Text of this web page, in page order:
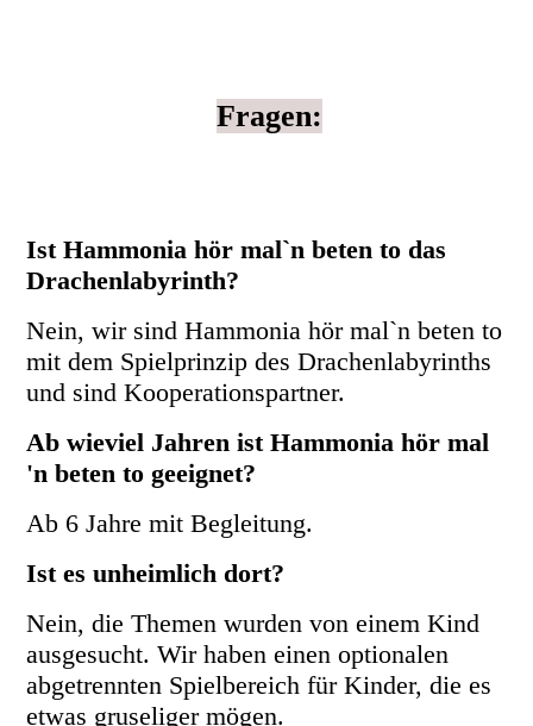
Fragen:
Ist Hammonia hör mal`n beten to das
Drachenlabyrinth?
Nein, wir sind Hammonia hör mal`n beten to
mit dem Spielprinzip des Drachenlabyrinths
und sind Kooperationspartner.
Ab wieviel Jahren ist Hammonia hör mal
'n beten to geeignet?
Ab 6 Jahre mit Begleitung.
Ist es unheimlich dort?
Nein, die Themen wurden von einem Kind
ausgesucht. Wir haben einen optionalen
abgetrennten Spielbereich für Kinder, die es
etwas gruseliger mögen.